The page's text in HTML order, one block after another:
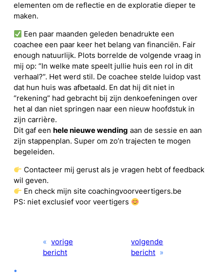
elementen om de reflectie en de exploratie dieper te
maken.
Een paar maanden geleden benadrukte een
coachee een paar keer het belang van financiën. Fair
enough natuurlijk. Plots borrelde de volgende vraag in
mij op: “In welke mate speelt jullie huis een rol in dit
verhaal?”. Het werd stil. De coachee stelde luidop vast
dat hun huis was afbetaald. En dat hij dit niet in
“rekening” had gebracht bij zijn denkoefeningen over
het al dan niet springen naar een nieuw hoofdstuk in
zijn carrière.
Dit gaf een hele nieuwe wending aan de sessie en aan
zijn stappenplan. Super om zo’n trajecten te mogen
begeleiden.
Contacteer mij gerust als je vragen hebt of feedback
wil geven.
En check mijn site coachingvoorveertigers.be
PS: niet exclusief voor veertigers
« vorige
bericht
volgende
bericht »
•